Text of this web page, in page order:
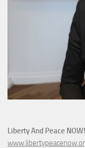
Liberty And Peace NOW!